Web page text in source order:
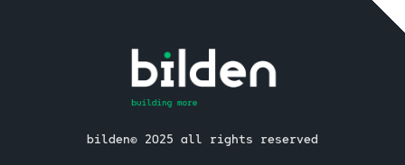
bilden© 2025 all rights reserved